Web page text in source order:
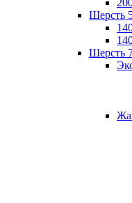
Шерсть
Шерсть